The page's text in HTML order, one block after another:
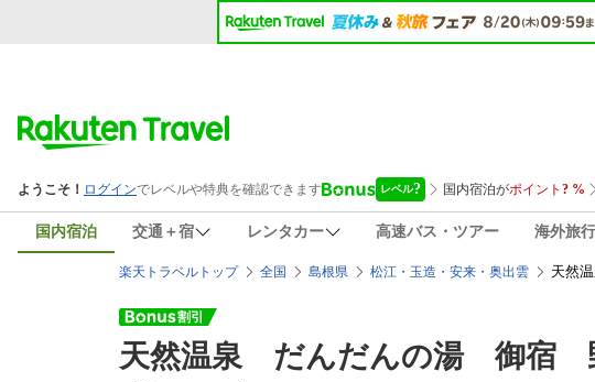
国内宿泊 交通＋宿 レンタカー 高速バス・ツアー 海外旅行
楽天トラベルトップ 全国 島根県 松江・玉造・安来・奥出雲 天然
天然温泉 だんだんの湯 御宿